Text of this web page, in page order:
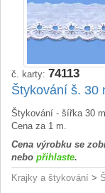
č. karty: 74113
Štykování š. 30
Štykování - šířka 30
Cena za 1 m.
Cena výrobku se
nebo přihlaste.
Krajky a štykování >